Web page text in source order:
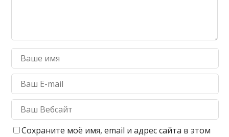
Сохраните моё имя, email и адрес сайта в этом